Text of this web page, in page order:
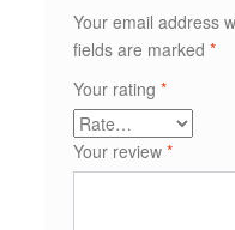
Your email address
fields are marked*
Your rating*
Your review*